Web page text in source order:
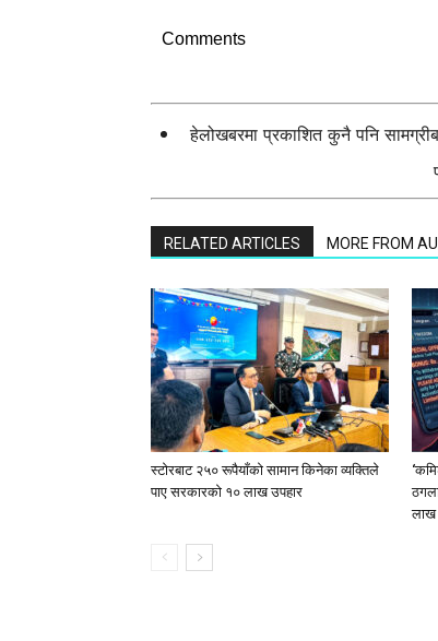
Comments
हेलोखबरमा प्रकाशित कुनै पनि
RELATED ARTICLES MORE FROM
स्टाेरबाट २५० रूपैयाँको सामान किनेका व्यक्तिले
पाए सरकारको १० लाख उपहार
लाख